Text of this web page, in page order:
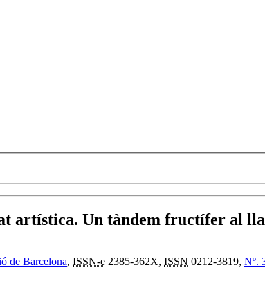
artística. Un tàndem fructífer al
de Barcelona, ISSN-e 2385-362X, ISSN 0212-3819, Nº.